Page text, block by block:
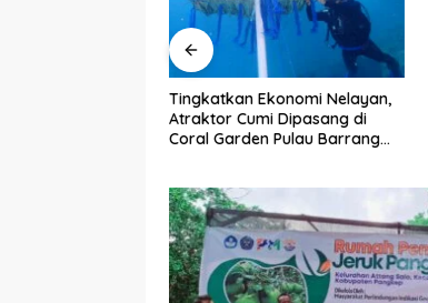
PDKT Danau Tempe :
Pendekatan Kearifan Lokal
untuk Keberlanjutan Sumber